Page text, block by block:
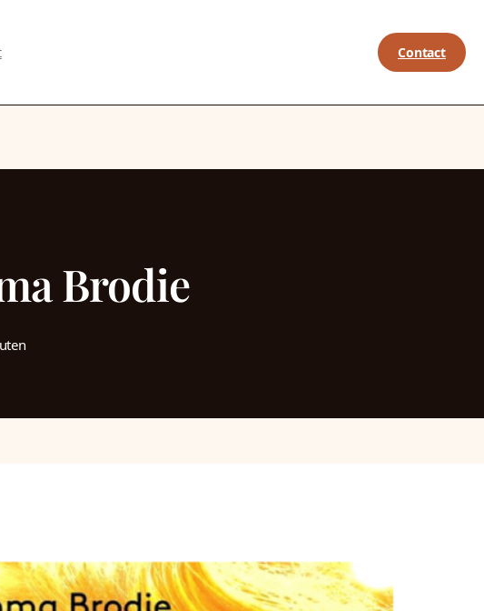
Contact
Brodie